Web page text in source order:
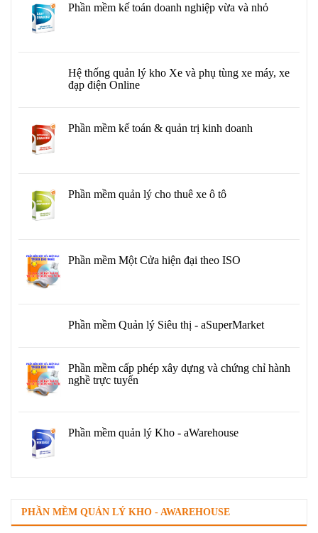
Phần mềm kế toán doanh nghiệp vừa và nhỏ
Hệ thống quản lý kho Xe và phụ tùng xe máy, xe
đạp điện Online
Phần mềm kế toán & quản trị kinh doanh
Phần mềm quản lý cho thuê xe ô tô
Phần mềm Một Cửa hiện đại theo ISO
Phần mềm Quản lý Siêu thị - aSuperMarket
Phần mềm cấp phép xây dựng và chứng chỉ hành
nghề trực tuyến
Phần mềm quản lý Kho - aWarehouse
PHẦN MỀM QUẢN LÝ KHO - AWAREHOUSE